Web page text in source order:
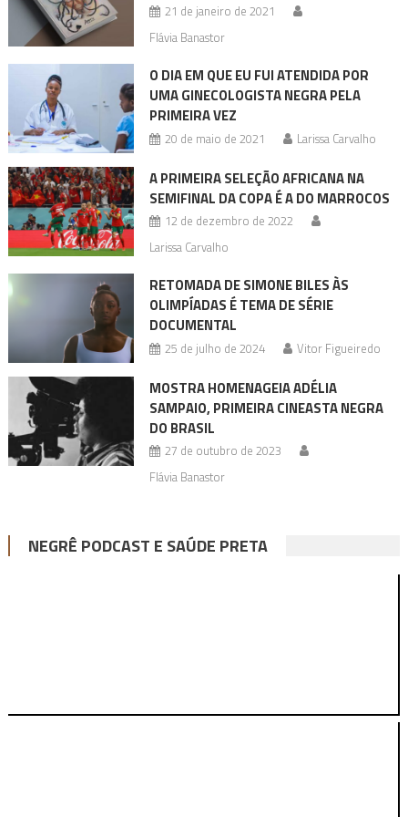
21 de janeiro de 2021
Flávia Banastor
O DIA EM QUE EU FUI ATENDIDA POR
UMA GINECOLOGISTA NEGRA PELA
PRIMEIRA VEZ
20 de maio de 2021 Larissa Carvalho
A PRIMEIRA SELEÇÃO AFRICANA NA
SEMIFINAL DA COPA É A DO MARROCOS
12 de dezembro de 2022
Larissa Carvalho
RETOMADA DE SIMONE BILES ÀS
OLIMPÍADAS É TEMA DE SÉRIE
DOCUMENTAL
25 de julho de 2024 Vitor Figueiredo
MOSTRA HOMENAGEIA ADÉLIA
SAMPAIO, PRIMEIRA CINEASTA NEGRA
DO BRASIL
27 de outubro de 2023
Flávia Banastor
NEGRÊ PODCAST E SAÚDE PRETA